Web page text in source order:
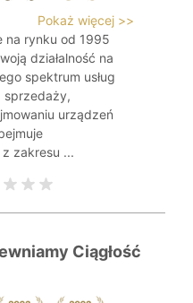
Pokaż więcej >>
na rynku od 1995
działalność na
spektrum usług
sprzedaży,
urządzeń
z zakresu ...
Ciągłość